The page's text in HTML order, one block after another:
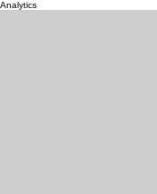
Analytics